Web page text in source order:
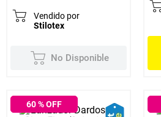
Vendido por
Stilotex
No Disponible
60% OFF